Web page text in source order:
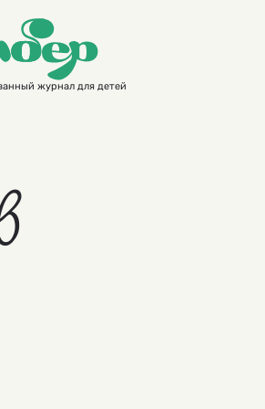
журнал для детей